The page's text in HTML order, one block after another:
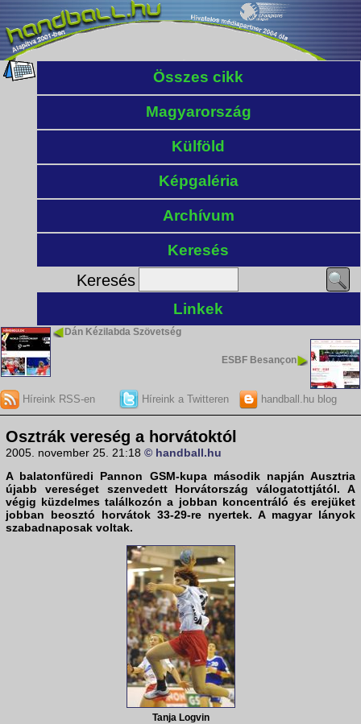
Összes cikk
Magyarország
Külföld
Képgaléria
Archívum
Keresés
Keresés
Linkek
Dán Kézilabda Szövetség
ESBF Besançon
Híreink RSS-en Híreink a Twitteren handball.hu blog
Osztrák vereség a horvátoktól
2005. november 25. 21:18 © handball.hu
A balatonfüredi Pannon GSM-kupa második napján Ausztria
újabb vereséget szenvedett Horvátország válogatottjától. A
végig küzdelmes találkozón a jobban koncentráló és erejüket
jobban beosztó horvátok 33-29-re nyertek. A magyar lányok
szabadnaposak voltak.
Tanja Logvin